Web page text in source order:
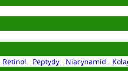
Retinol Peptydy Niacynamid